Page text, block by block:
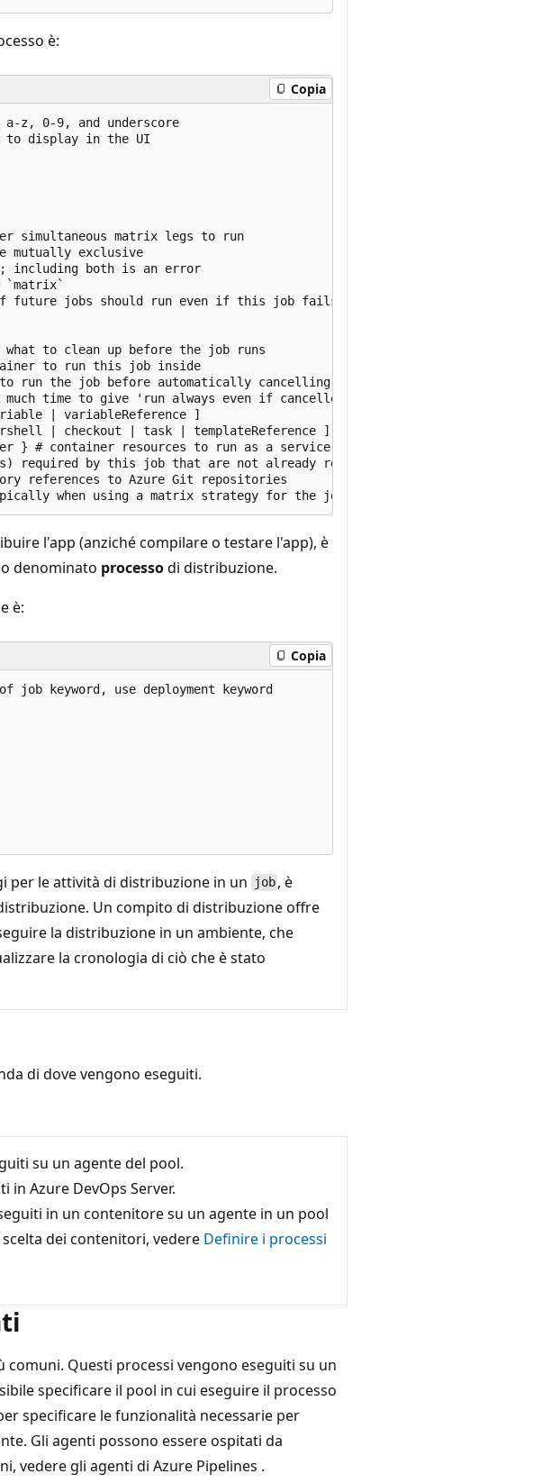
è:
Copia
z, 0-9, and underscore
to display in the UI
simultaneous matrix legs to run
mutually exclusive
including both is an error
`matrix`
future jobs should run even if this job fails; defaults to 'false'
to clean up before the job runs
to run this job inside
run the job before automatically cancelling
time to give 'run always even if cancelled tasks' before killing them
| variableReference ]
| checkout | task | templateReference ]
} # container resources to run as a service container
required by this job that are not already referenced
references to Azure Git repositories
l'app (anziché compilare o testare l'app), è
denominato processodi distribuzione.
è:
Copia
keyword, use deployment keyword
per le attività di distribuzione in un job , è
Un compito di distribuzione offre
la distribuzione in un ambiente, che
la cronologia di ciò che è stato
di dove vengono eseguiti.
su un agente del pool.
in Azure DevOps Server.
in un contenitore su un agente in un pool
dei contenitori, vedere Definire i processi
Questi processi vengono eseguiti su un
specificare il pool in cui eseguire il processo
specificare le funzionalità necessarie per
Gli agenti possono essere ospitati da
vedere gli agenti di Azure Pipelines .